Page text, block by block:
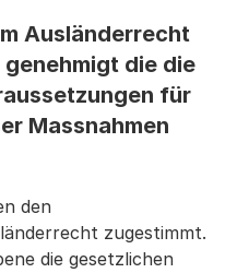
Ausländerrecht
die die
für
Massnahmen
den
zugestimmt.
die gesetzlichen